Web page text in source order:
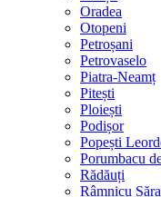
Oradea
Otopeni
Petroșani
Petrovaselo
Piatra-Neamț
Pitești
Ploiești
Podișor
Popești
Porumbacu
Rădăuți
Râmnicu